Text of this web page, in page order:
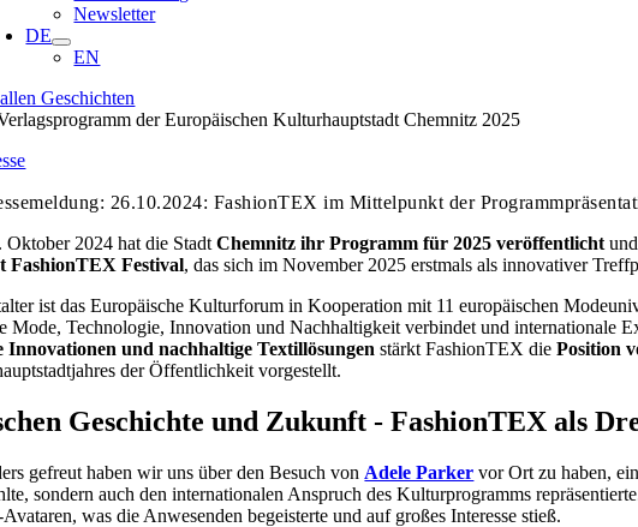
Newsletter
DE
EN
Geschichten
26.10.2024: FashionTEX im Mittelpunkt der
Oktober 2024 hat die StadtChemnitz ihr Programm für 2025 veröffentlicht
FashionTEX Festival, das sich im November 2025 erstmals als innovativer
ist das Europäische Kulturforum in Kooperation mit 11 europäischen
Mode, Technologie, Innovation und Nachhaltigkeit verbindet und internationale
Innovationen und nachhaltige Textillösungen stärkt FashionTEX diePosition
der Öffentlichkeit vorgestellt.
Geschichte und Zukunft - FashionTEX als
gefreut haben wir uns über den Besuch von Adele Parker vor Ort zu haben,
sondern auch den internationalen Anspruch des Kulturprogramms
was die Anwesenden begeisterte und auf großes Interesse stieß.